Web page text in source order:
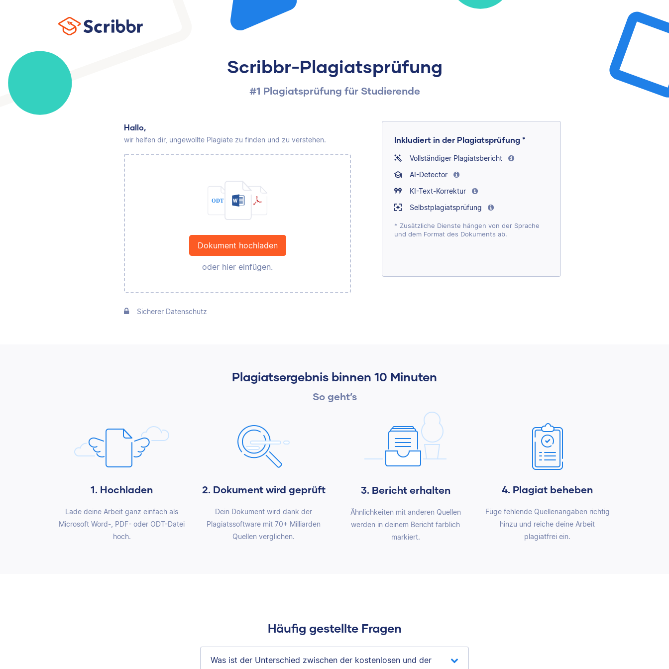
Scribbr-Plagiatsprüfung
#1 Plagiatsprüfung für Studierende
Hallo,
wir helfen dir, ungewollte Plagiate zu finden und zu verstehen.
Dokument hochladen
oder hier einfügen.
Sicherer Datenschutz
Inkludiert in der Plagiatsprüfung *
Vollständiger Plagiatsbericht
AI-Detector
KI-Text-Korrektur
Selbstplagiatsprüfung
* Zusätzliche Dienste hängen von der Sprache
und dem Format des Dokuments ab.
Plagiatsergebnis binnen 10 Minuten
So geht’s
1. Hochladen
Lade deine Arbeit ganz einfach als
Microsoft Word-, PDF- oder ODT-Datei
hoch.
2. Dokument wird geprüft
Dein Dokument wird dank der
Plagiatssoftware mit 70+ Milliarden
Quellen verglichen.
3. Bericht erhalten
Ähnlichkeiten mit anderen Quellen
werden in deinem Bericht farblich
markiert.
4. Plagiat beheben
Füge fehlende Quellenangaben richtig
hinzu und reiche deine Arbeit
plagiatfrei ein.
Häufig gestellte Fragen
Was ist der Unterschied zwischen der kostenlosen und der